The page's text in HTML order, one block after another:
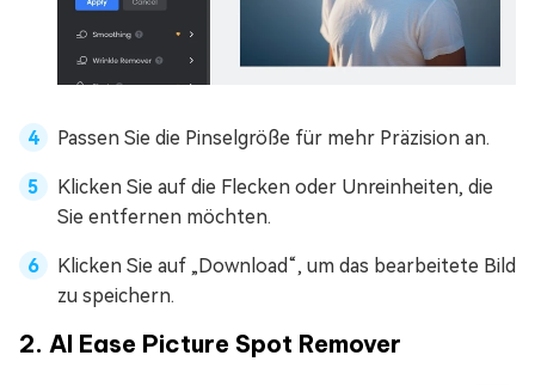
Passen Sie die Pinselgröße für mehr Präzision an.
Klicken Sie auf die Flecken oder Unreinheiten, die
Sie entfernen möchten.
Klicken Sie auf „Download“, um das bearbeitete Bild
zu speichern.
2. AI Ease Picture Spot Remover